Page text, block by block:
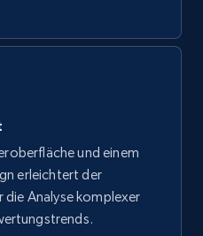
Gtin,
Top reviews, and
und einem
erleichtert der
die Analyse komplexer